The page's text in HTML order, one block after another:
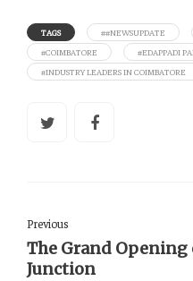
TAGS ##NEWSUPDATE
#COIMBATORE
#EDAPPADI
#INDUSTRY LEADERS IN COIMBATORE
Previous
The Grand Opening
Junction